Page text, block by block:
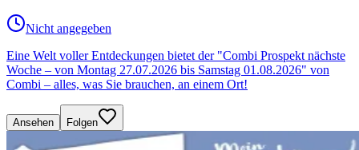
Nicht angegeben
Eine Welt voller Entdeckungen bietet der "Combi Prospekt nächste
Woche – von Montag 27.07.2026 bis Samstag 01.08.2026" von
Combi – alles, was Sie brauchen, an einem Ort!
Ansehen Folgen